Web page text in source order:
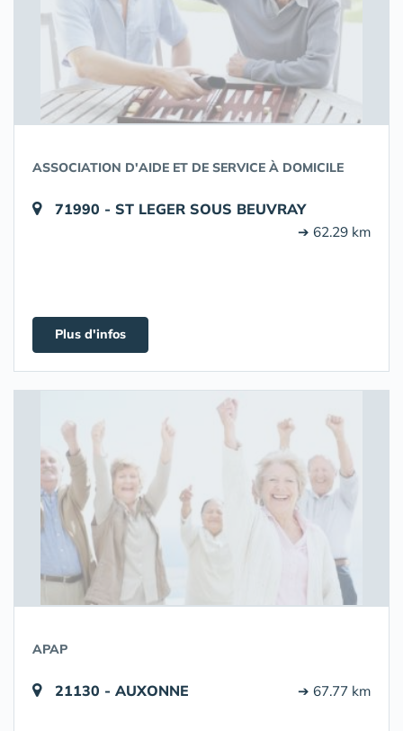
ASSOCIATION D'AIDE ET DE SERVICE À DOMICILE
71990 - ST LEGER SOUS BEUVRAY
➔ 62.29 km
Plus d'infos
APAP
21130 - AUXONNE ➔ 67.77 km